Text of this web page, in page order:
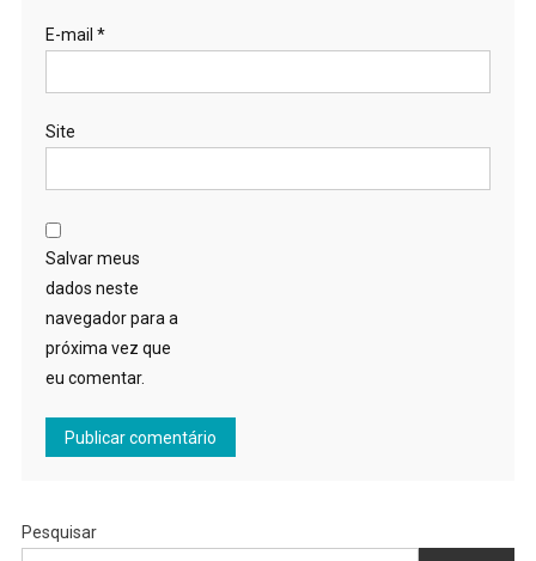
E-mail *
Site
Salvar meus
dados neste
navegador para a
próxima vez que
eu comentar.
Pesquisar